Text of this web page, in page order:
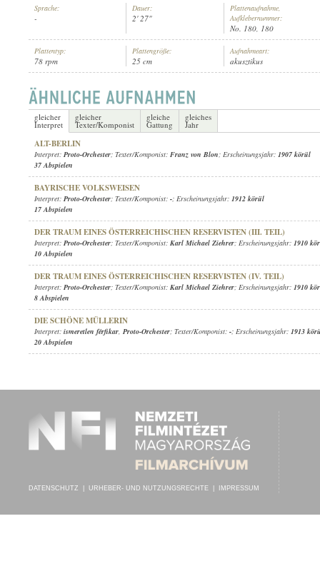
INTERPRET: PROTO-ORCHESTER
Sprache:
-
Dauer:
2' 27"
Plattenaufnahme,
Aufklebernummer:
No. 180, 180
Plattentyp:
78 rpm
Plattengröße:
25 cm
Aufnahmeart:
akusztikus
gleicher
Interpret
gleicher
Texter/Komponist
gleiche
Gattung
gleiches
Jahr
ALT-BERLIN
Interpret: Proto-Orchester; Texter/Komponist: Franz von Blon; Erscheinungsjahr: 1907 körül
37 Abspielen
BAYRISCHE VOLKSWEISEN
Interpret: Proto-Orchester; Texter/Komponist: -; Erscheinungsjahr: 1912 körül
17 Abspielen
DER TRAUM EINES ÖSTERREICHISCHEN RESERVISTEN (III. TEIL)
Interpret: Proto-Orchester; Texter/Komponist: Karl Michael Ziehrer; Erscheinungsjahr: 1910
10 Abspielen
DER TRAUM EINES ÖSTERREICHISCHEN RESERVISTEN (IV. TEIL)
Interpret: Proto-Orchester; Texter/Komponist: Karl Michael Ziehrer; Erscheinungsjahr: 1910
8 Abspielen
DIE SCHÖNE MÜLLERIN
Interpret: ismeretlen férfikar, Proto-Orchester; Texter/Komponist: -; Erscheinungsjahr: 1913
20 Abspielen
DATENSCHUTZ URHEBER- UND NUTZUNGSRECHTE IMPRESSUM